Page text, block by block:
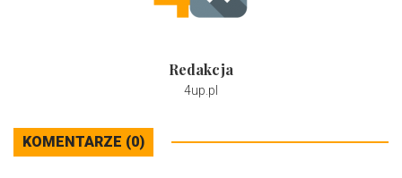
Redakcja
4up.pl
KOMENTARZE (0)